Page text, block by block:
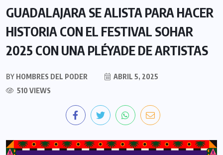
GUADALAJARA SE ALISTA PARA HACER
HISTORIA CON EL FESTIVAL SOHAR
2025 CON UNA PLÉYADE DE ARTISTAS
BY HOMBRES DEL PODER
ABRIL 5, 2025
510 VIEWS